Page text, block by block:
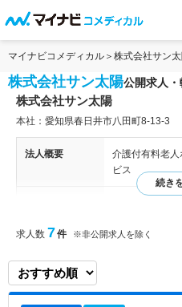
マイナビコメディカル 株式会社サン
株式会社サン太陽公開求人
株式会社サン太陽
本社：愛知県春日井市八田町8-13-3
法人概要
介護付有料老
ビス
し、常に誠意を
求人数 7件 ※非公開求人を除く